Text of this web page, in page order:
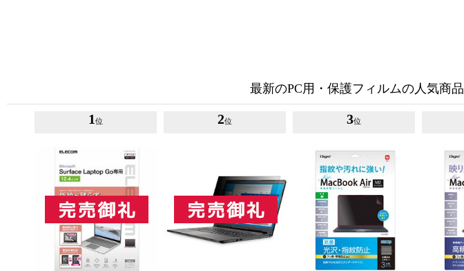
最新のPC用・保護フィルムの人気商品
1 位 2位 3位